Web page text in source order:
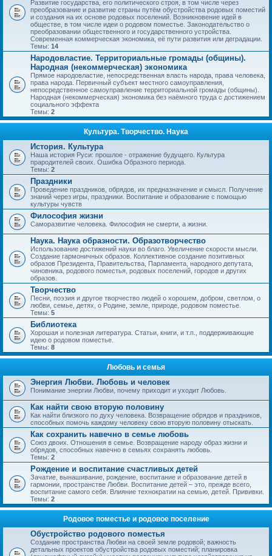
Развитие государства, его политического строя, в том числе через
преобразование и развитие страны путём обустройства родовых поместий
и создания на их основе родовых поселений. Возникновение идей в
обществе, в том числе идеи о родовом поместье. Законодательство о
преобразовании общественного и государственного устройства.
Современная коммерческая экономика, её пути развития или деградации.
Темы: 14
Народовластие. Территориальные громады (общины).
Народная (некоммерческая) экономика
Прямое народовластие, непосредственная власть народа, права человека,
права народа. Первичный субъект местного самоуправления,
непосредственное самоуправление территориальной громады (общины).
Народная (некоммерческая) экономика без наёмного труда с достижением
социального эффекта
Темы: 2
Культура. Творчество. Наука
История. Культура
Наша история Руси: прошлое - отражение будущего. Культура
прародителей своих. Ошибка Образного периода.
Темы: 2
Праздники
Проведение праздников, обрядов, их предназначение и смысл. Получение
знаний через игры, праздники. Воспитание и образование с помощью
культуры чувств
Философия жизни
Саморазвитие человека. Философия не смерти, а жизни.
Наука. Наука образности. Образотворчество
Использование достижений науки во благо. Увеличение скорости мысли.
Создание гармоничных образов. Коллективное создание позитивных
образов Президента, Правительства, Парламента, народного депутата,
чиновника, родового поместья, родовых поселений, городов и других
образов.
Творчество
Песни, поэзия и другое творчество людей о хорошем, добром, светлом, о
любви, семье, детях, о Родине, земле, природе, родовом поместье.
Темы: 5
Библиотека
Хорошая и полезная литература. Статьи, книги, и т.п., поддерживающие
идею о родовом поместье.
Темы: 8
Любовь и семья
Энергия Любви. Любовь и человек
Понимание энергии Любви, почему приходит и уходит Любовь.
Как найти свою вторую половину
Как найти близкого по духу человека. Возвращение обрядов и праздников,
способных помочь каждому человеку свою вторую половину отыскать.
Как сохранить навечно в семье любовь
Союз двоих. Отношения в семье. Возвращение народу образ жизни и
обрядов, способных навечно в семьях сохранять любовь.
Темы: 2
Рождение и воспитание счастливых детей
Зачатие, вынашивание, рождение, воспитание и образование детей в
гармонии, пространстве Любви. Воспитание детей – это, прежде всего,
воспитание самого себя. Влияние технократии на семью, детей. Прививки.
Темы: 2
Родовое поместье и родовое поселение
Обустройство родового поместья
Создание пространства Любви на своей земле родовой; важность
детальных проектов обустройства родовых поместий; планировка